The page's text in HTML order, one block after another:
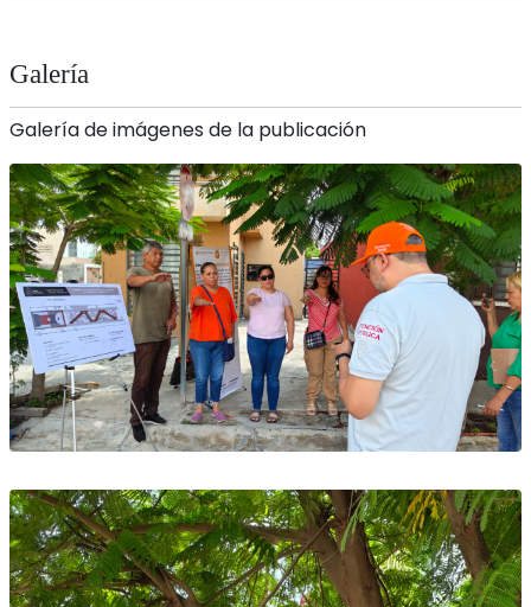
Galería
Galería de imágenes de la publicación